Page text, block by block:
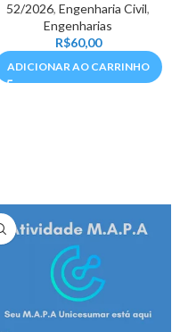
52/2026, Engenharia Civil,
Engenharias
R$60,00
ADICIONAR AO CARRINHO